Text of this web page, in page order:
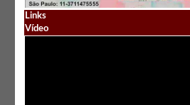
Links
Vídeo